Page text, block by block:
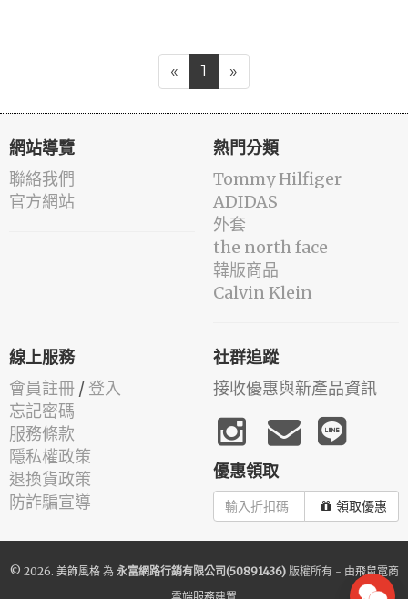
« 1 »
網站導覽
聯絡我們
官方網站
熱門分類
Tommy Hilfiger
ADIDAS
外套
the north face
韓版商品
Calvin Klein
線上服務
會員註冊 / 登入
忘記密碼
服務條款
隱私權政策
退換貨政策
防詐騙宣導
社群追蹤
接收優惠與新產品資訊
優惠領取
領取優惠
© 2026. 美飾風格為 永富網路行銷有限公司(50891436)版權所有 - 由飛鼠電商